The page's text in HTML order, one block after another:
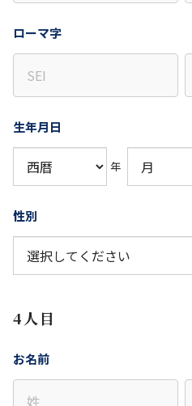
ローマ字
生年月日
年
性別
4人目
お名前